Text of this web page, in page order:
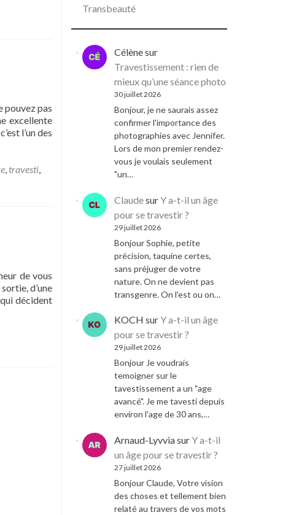
pouvez pas
excellente
l’un des
, travesti,
de vous
d’une
décident
Transbeauté
Célènesur
Travestissement : rien de
mieux qu’une séance photo
30 juillet 2026
Bonjour, je ne saurais assez
confirmer l'importance des
photographies avec Jennifer.
Lors de mon premier rendez-
vous je voulais seulement
"un…
ClaudesurY a-t-il un âge
pour se travestir ?
29 juillet 2026
Bonjour Sophie, petite
précision, taquine certes,
sans préjuger de votre
nature. On ne devient pas
transgenre. On l'est ou on…
KOCH surY a-t-il un âge
pour se travestir ?
29 juillet 2026
Bonjour Je voudrais
temoigner sur le
tavestissement a un "age
avancé". Je me tavesti depuis
environ l'age de 30 ans,…
Arnaud-LyvviasurY a-t-il
un âge pour se travestir ?
27 juillet 2026
Bonjour Claude, Votre vision
des choses et tellement bien
relaté au travers de vos mots